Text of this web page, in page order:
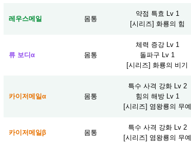
레우스메일 몸통
약점 특효 Lv 1
[시리즈] 화룡의 힘
류 보디α 몸통
체력 증강 Lv 1
돌파구 Lv 1
[시리즈] 화룡의 비기
카이저메일α 몸통
특수 사격 강화 Lv 2
힘의 해방 Lv 1
[시리즈] 염왕룡의 무예
카이저메일β 몸통
특수 사격 강화 Lv 2
[시리즈] 염왕룡의 무예